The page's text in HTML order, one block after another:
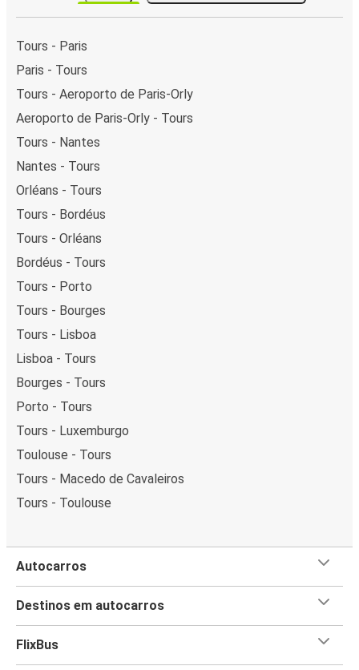
Tours - Paris
Paris - Tours
Tours - Aeroporto de Paris-Orly
Aeroporto de Paris-Orly - Tours
Tours - Nantes
Nantes - Tours
Orléans - Tours
Tours - Bordéus
Tours - Orléans
Bordéus - Tours
Tours - Porto
Tours - Bourges
Tours - Lisboa
Lisboa - Tours
Bourges - Tours
Porto - Tours
Tours - Luxemburgo
Toulouse - Tours
Tours - Macedo de Cavaleiros
Tours - Toulouse
Autocarros
Destinos em autocarros
FlixBus